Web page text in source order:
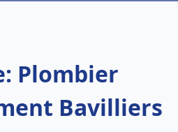
Plombier
Bavilliers